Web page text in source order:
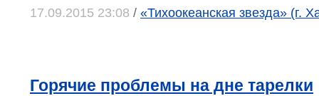
17.09.2015 23:08 / «Тихоокеанская звезда» (г.
Горячие проблемы на дне тарелки